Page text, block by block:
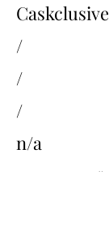
Caskclusive
/
/
/
n/a